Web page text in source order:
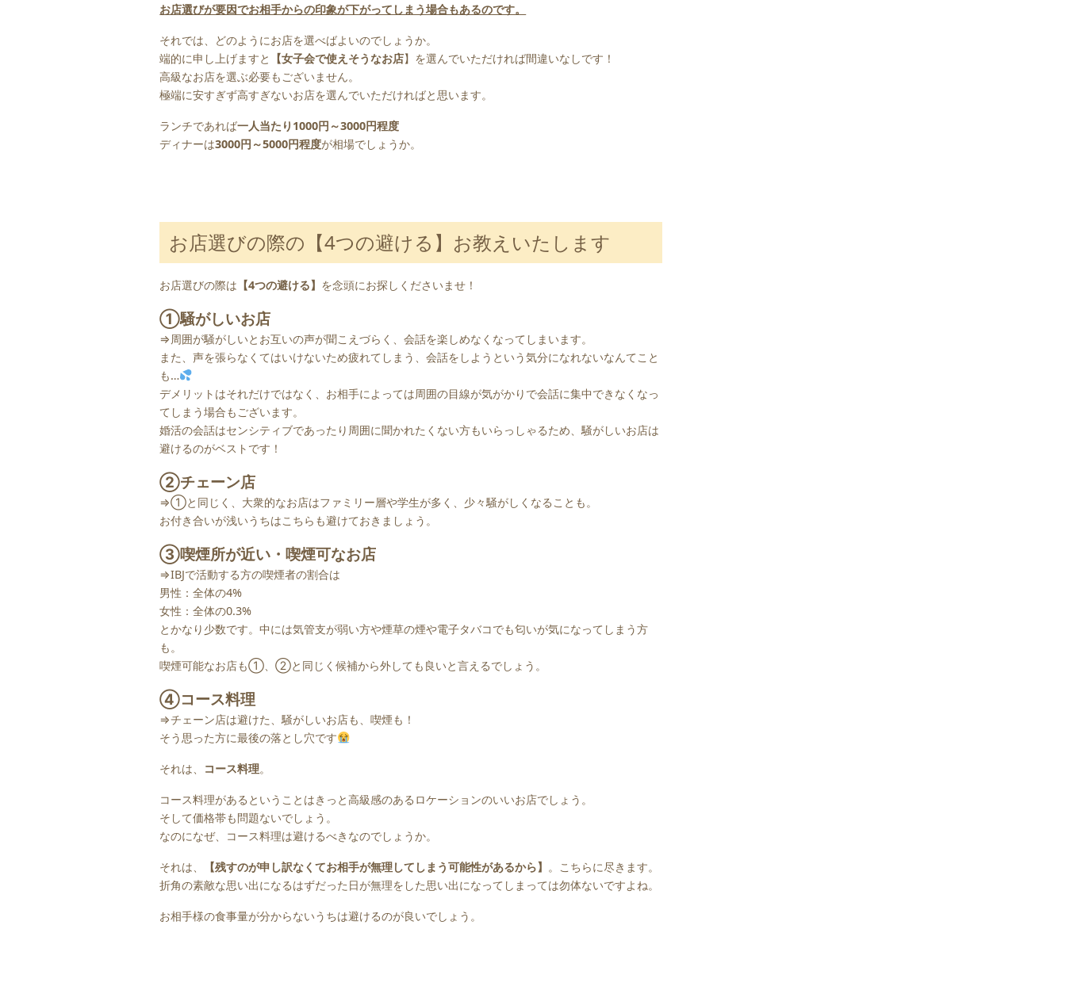
お店選びが要因でお相手からの印象が下がってしまう場合もあるのです。
それでは、どのようにお店を選べばよいのでしょうか。
端的に申し上げますと
【女子会で使えそうなお店】を選んでいただければ間違いなしです！
高級なお店を選ぶ必要もございません。
極端に安すぎず高すぎないお店を選んでいただければと思います。
ランチであれば一人当たり1000円～3000円程度
ディナーは3000円～5000円程度が相場でしょうか。
お店選びの際の【4つの避ける】お教えいたします
お店選びの際は 【4つの避ける】 を念頭にお探しくださいませ！
①騒がしいお店
⇒周囲が騒がしいとお互いの声が聞こえづらく、会話を楽しめなくなってしまいます。
また、声を張らなくてはいけないため疲れてしまう、会話をしようという気分になれないなんてこと
も…
デメリットはそれだけではなく、お相手によっては周囲の目線が気がかりで会話に集中できなくなっ
てしまう場合もございます。
婚活の会話はセンシティブであったり周囲に聞かれたくない方もいらっしゃるため、騒がしいお店は
避けるのがベストです！
②チェーン店
⇒①と同じく、大衆的なお店はファミリー層や学生が多く、少々騒がしくなることも。
お付き合いが浅いうちはこちらも避けておきましょう。
③喫煙所が近い・喫煙可なお店
⇒IBJで活動する方の喫煙者の割合は
男性：全体の4%
女性：全体の0.3%
とかなり少数です。中には気管支が弱い方や煙草の煙や電子タバコでも匂いが気になってしまう方
も。
喫煙可能なお店も①、②と同じく候補から外しても良いと言えるでしょう。
④コース料理
⇒チェーン店は避けた、騒がしいお店も、喫煙も！
そう思った方に最後の落とし穴です
それは、 コース料理。
コース料理があるということはきっと高級感のあるロケーションのいいお店でしょう。
そして価格帯も問題ないでしょう。
なのになぜ、コース料理は避けるべきなのでしょうか。
それは、 【残すのが申し訳なくてお相手が無理してしまう可能性があるから】 。こちらに尽きます。
折角の素敵な思い出になるはずだった日が無理をした思い出になってしまっては勿体ないですよね。
お相手様の食事量が分からないうちは避けるのが良いでしょう。